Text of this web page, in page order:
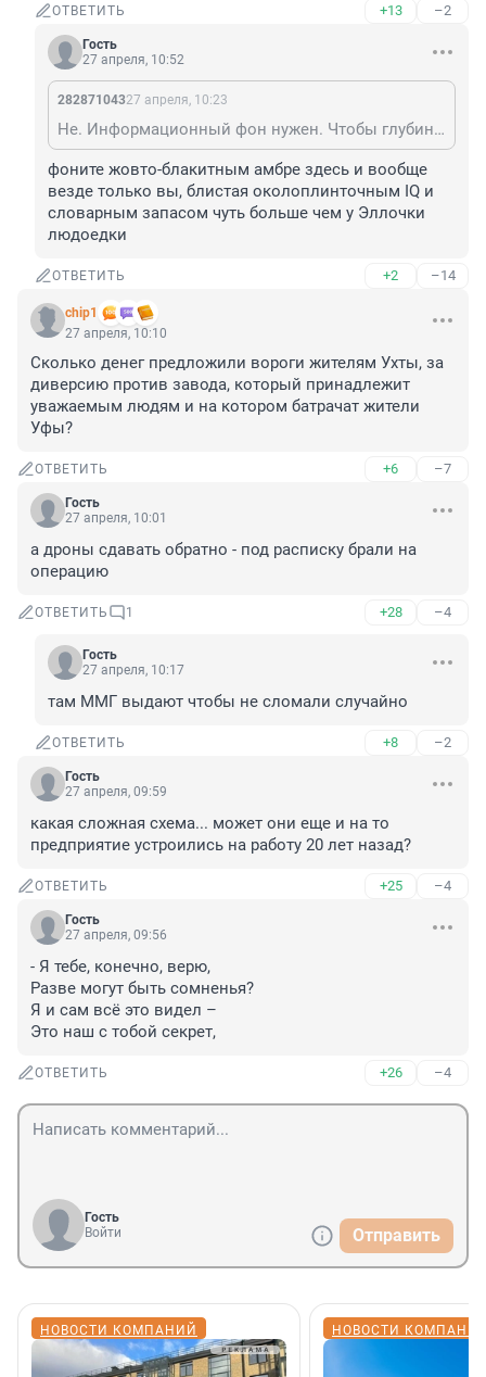
ОТВЕТИТЬ +13 –2
Гость
27 апреля, 10:52
28287104327 апреля, 10:23
Не. Информационный фон нужен. Чтобы глубинарии прониклись и не высовывались с глупостями.
фоните жовто-блакитным амбре здесь и вообще
везде только вы, блистая околоплинточным IQ и
словарным запасом чуть больше чем у Эллочки
людоедки
ОТВЕТИТЬ +2 –14
chip1
27 апреля, 10:10
Сколько денег предложили вороги жителям Ухты, за
диверсию против завода, который принадлежит
уважаемым людям и на котором батрачат жители
Уфы?
ОТВЕТИТЬ +6 –7
Гость
27 апреля, 10:01
а дроны сдавать обратно - под расписку брали на
операцию
ОТВЕТИТЬ 1 +28 –4
Гость
27 апреля, 10:17
там ММГ выдают чтобы не сломали случайно
ОТВЕТИТЬ +8 –2
Гость
27 апреля, 09:59
какая сложная схема... может они еще и на то
предприятие устроились на работу 20 лет назад?
ОТВЕТИТЬ +25 –4
Гость
27 апреля, 09:56
- Я тебе, конечно, верю,
Разве могут быть сомненья?
Я и сам всё это видел –
Это наш с тобой секрет,
ОТВЕТИТЬ +26 –4
Гость
Войти
Отправить
НОВОСТИ КОМПАНИЙ НОВОСТИ